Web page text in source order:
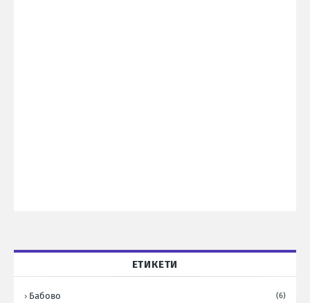
ЕТИКЕТИ
Бабово (6)